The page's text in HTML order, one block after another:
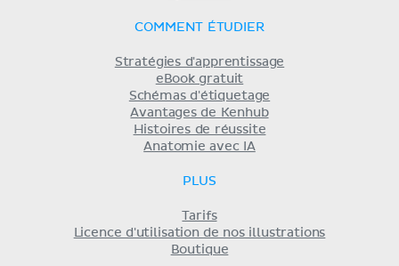
COMMENT ÉTUDIER
Stratégies d'apprentissage
eBook gratuit
Schémas d'étiquetage
Avantages de Kenhub
Histoires de réussite
Anatomie avec IA
PLUS
Tarifs
Licence d'utilisation de nos illustrations
Boutique